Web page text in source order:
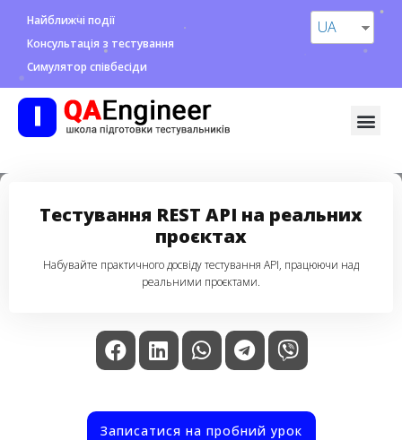
Найближчі події
Консультація з тестування
Симулятор співбесіди
UA
Тестування REST API на реальних
проєктах
Набувайте практичного досвіду тестування API, працюючи над
реальними проєктами.
Записатися на пробний урок